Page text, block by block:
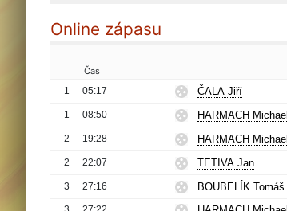
Online zápasu
Čas
1
05:17 ČALA Jiří
1 08:50 HARMACH Michael
2 19:28 HARMACH Michael
2 22:07 TETIVA Jan
3 27:16 BOUBELÍK Tomáš